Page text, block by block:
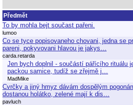
Předmět
To by mohla bejt součast pařeni.
lumoo
Co se tyce popisovaneho chovani, jedna se
pareni, pokyvovani hlavou je jakys…
carda.retarda
Jen bych doplnil - součástí pářícího rituálu
packou samice, tudíž se zřejmě j…
MadMike
Cvrčky a jiný hmyz dávám dospělým
dostanou holátko, zelené mají k dis…
pavluch